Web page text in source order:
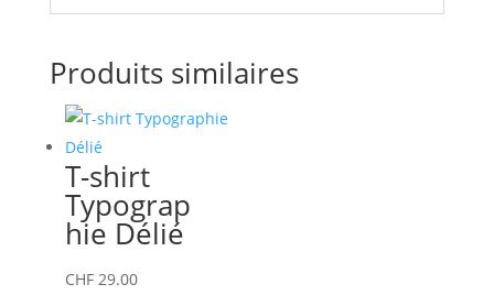
Produits similaires
T-shirt
Typograp
hie Délié
CHF29.00